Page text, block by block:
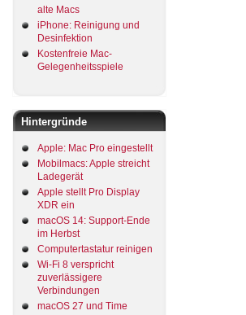
alte Macs
iPhone: Reinigung und
Desinfektion
Kostenfreie Mac-
Gelegenheitsspiele
Hintergründe
Apple: Mac Pro eingestellt
Mobilmacs: Apple streicht
Ladegerät
Apple stellt Pro Display
XDR ein
macOS 14: Support-Ende
im Herbst
Computertastatur reinigen
Wi-Fi 8 verspricht
zuverlässigere
Verbindungen
macOS 27 und Time